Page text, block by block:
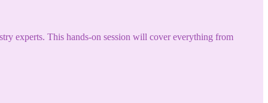
experts. This hands-on session will cover everything from